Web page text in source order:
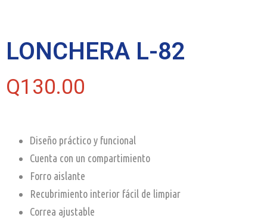
LONCHERA L-82
Q130.00
Diseño práctico y funcional
Cuenta con un compartimiento
Forro aislante
Recubrimiento interior fácil de limpiar
Correa ajustable